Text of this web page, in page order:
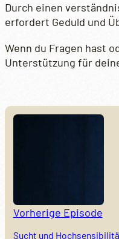
Durch einen
erfordert Geduld und
Wenn du Fragen hast
Unterstützung für
Vorherige Episode
Sucht und